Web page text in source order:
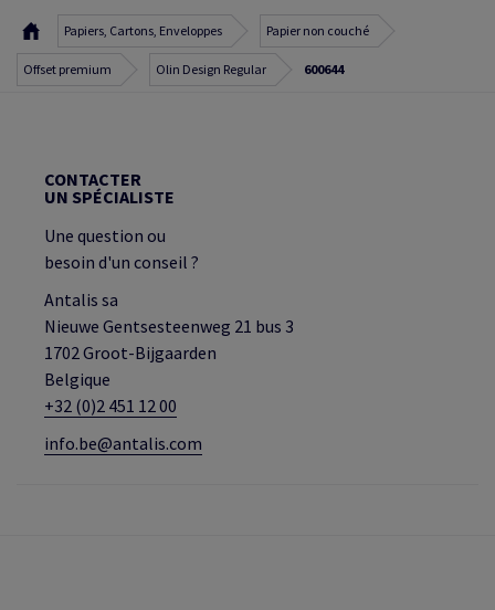
Papiers, Cartons, Enveloppes Papier non couché
Offset premium Olin Design Regular 600644
CONTACTER
UN SPÉCIALISTE
Une question ou
besoin d'un conseil ?
Antalis sa
Nieuwe Gentsesteenweg 21 bus 3
1702 Groot-Bijgaarden
Belgique
+32 (0)2 451 12 00
info.be@antalis.com